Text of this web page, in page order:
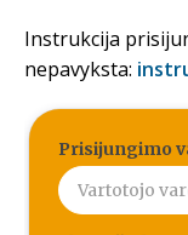
Instrukcija
nepavyksta:
Prisijungimo